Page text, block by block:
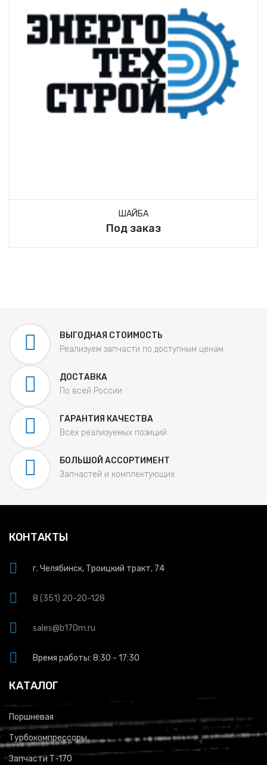
ШАЙБА
Под заказ
ВЫГОДНАЯ СТОИМОСТЬ
Реализуем запчасти по доступным ценам
ДОСТАВКА
По всей России
ГАРАНТИЯ КАЧЕСТВА
Всех реализуемых позиций
БОЛЬШОЙ АССОРТИМЕНТ
Запчастей и комплектующих
КОНТАКТЫ
г. Челябинск, Троицкий тракт, 74
8 (351) 20-20-128
sales@b170m.ru
Время работы: 8:30 - 17:30
КАТАЛОГ
Поршневая
Турбокомпрессоры
Запчасти Т-170